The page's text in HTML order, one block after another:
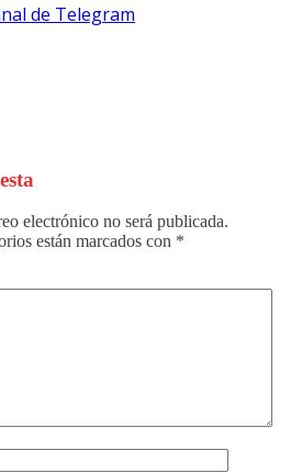
de Telegram
electrónico no será publicada.
están marcados con *